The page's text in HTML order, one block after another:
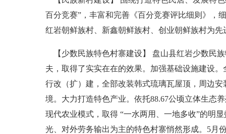
百分竞赛”，丰富和完善《百分竞赛评比细则》，
红岩朝鲜族村、新鑫朝鲜族村、创业朝鲜族村为
【少数民族特色村寨建设】 盘山县红岩少数民
夫，取得了实实在在的效果。加强基础设施建设
行改（扩）建，全部改装韩式琉璃瓦屋顶，周边
境。大力打造特色产业。依托88.67公顷立体生态
现代农业模式，取得 “一水两用、一地多收”的明
光、对外劳务输出为主的特色村寨悄然形成。5月